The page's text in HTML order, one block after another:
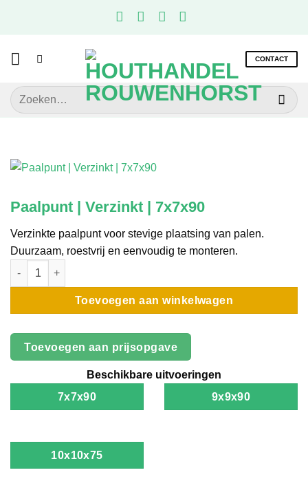
CONTACT
Zoeken
naar:
Paalpunt | Verzinkt | 7x7x90
Verzinkte paalpunt voor stevige plaatsing van palen.
Duurzaam, roestvrij en eenvoudig te monteren.
Paalpunt | Verzinkt | 7x7x90 aantal
Toevoegen aan winkelwagen
Toevoegen aan prijsopgave
Beschikbare uitvoeringen
7x7x90
9x9x90
10x10x75